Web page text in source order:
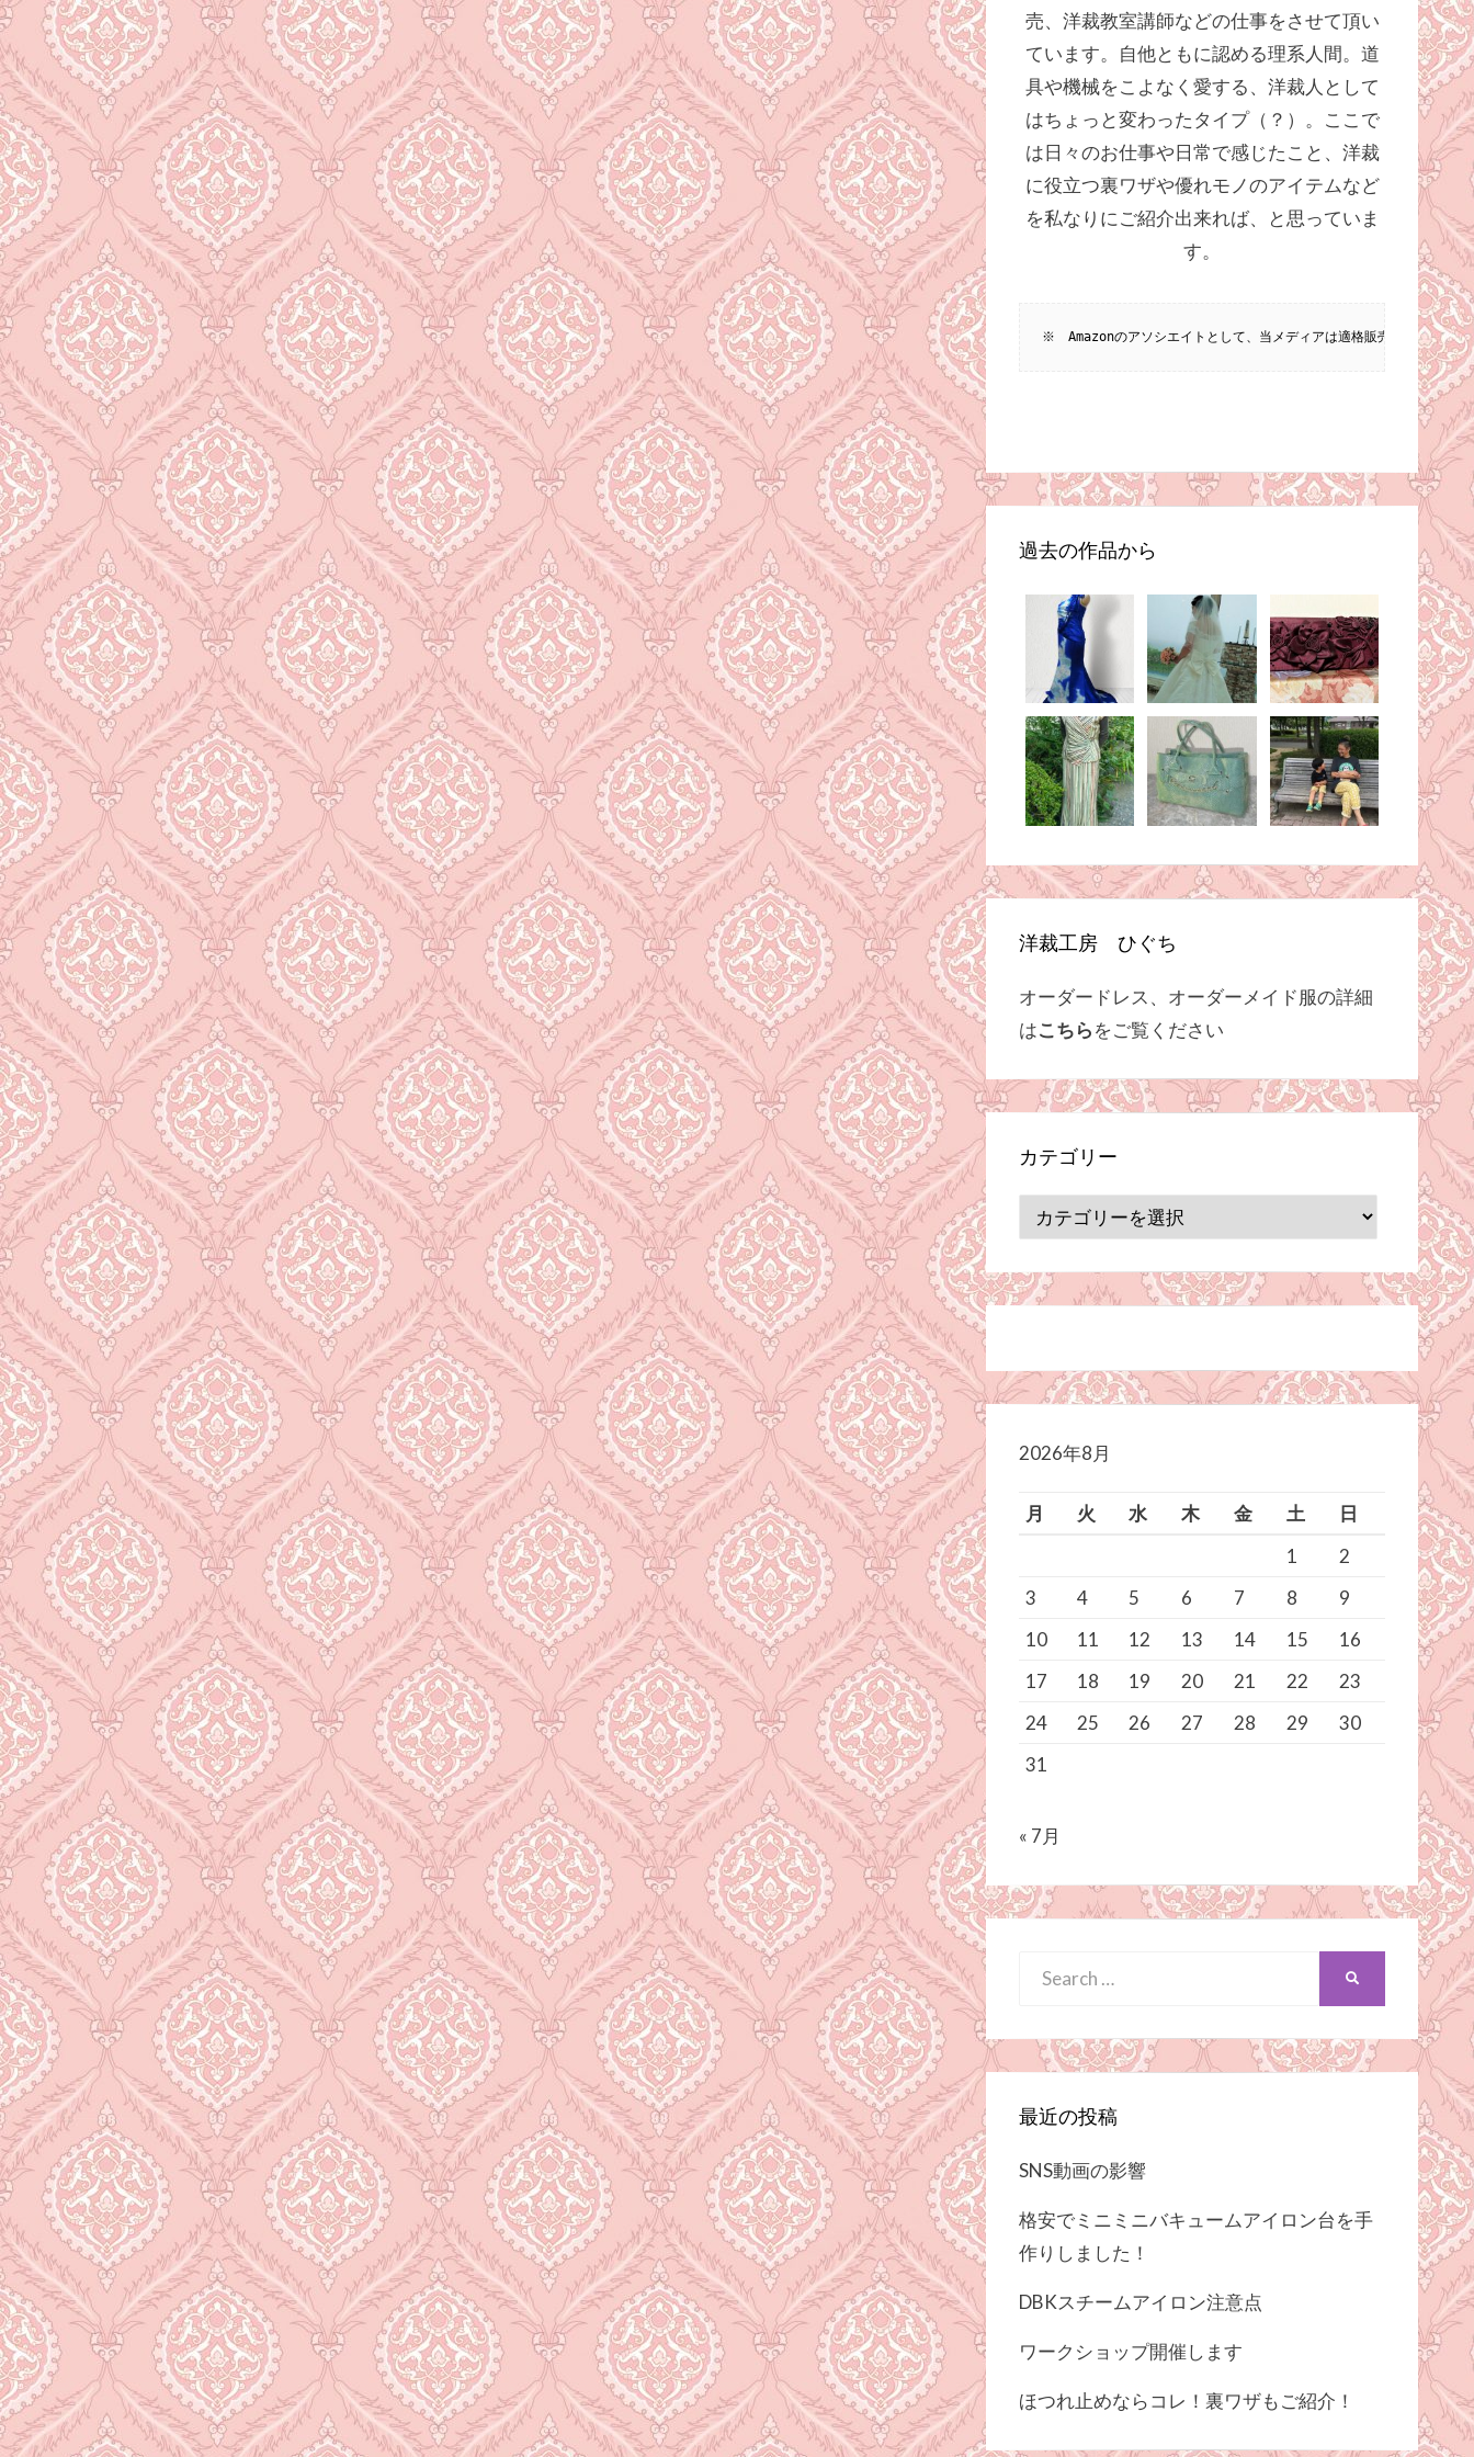
売、洋裁教室講師などの仕事をさせて頂い
ています。自他ともに認める理系人間。道
具や機械をこよなく愛する、洋裁人として
はちょっと変わったタイプ（？）。ここで
は日々のお仕事や日常で感じたこと、洋裁
に役立つ裏ワザや優れモノのアイテムなど
を私なりにご紹介出来れば、と思っていま
す。
※　Amazonのアソシエイトとして、当メディアは適格販売により収入を
過去の作品から
洋裁工房 ひぐち
オーダードレス、オーダーメイド服の詳細
はこちらをご覧ください
カテゴリー
テ
ゴ
リ
2026年8月
月 火 水 木 金 土
日
1
2
3
4 5 6 7 8
9
10
11 12 13 14 15
16
17
18 19 20 21 22
23
24
25 26 27 28 29
30
31
« 7月
Search
最近の投稿
SNS動画の影響
格安でミニミニバキュームアイロン台を手
作りしました！
DBKスチームアイロン注意点
ワークショップ開催します
ほつれ止めならコレ！裏ワザもご紹介！